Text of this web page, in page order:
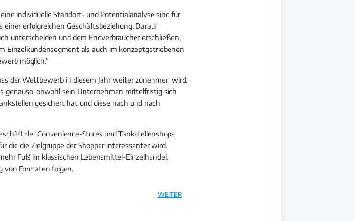
individuelle Standort- und Potentialanalyse sind für
einer erfolgreichen Geschäftsbeziehung. Darauf
unterscheiden und dem Endverbraucher erschließen,
Einzelkundensegment als auch im konzeptgetriebenen
möglich.“
der Wettbewerb in diesem Jahr weiter zunehmen wird.
genauso, obwohl sein Unternehmen mittelfristig sich
gesichert hat und diese nach und nach
der Convenience-Stores und Tankstellenshops
die die Zielgruppe der Shopper interessanter wird.
Fuß im klassischen Lebensmittel-Einzelhandel.
von Formaten folgen.
WEITER